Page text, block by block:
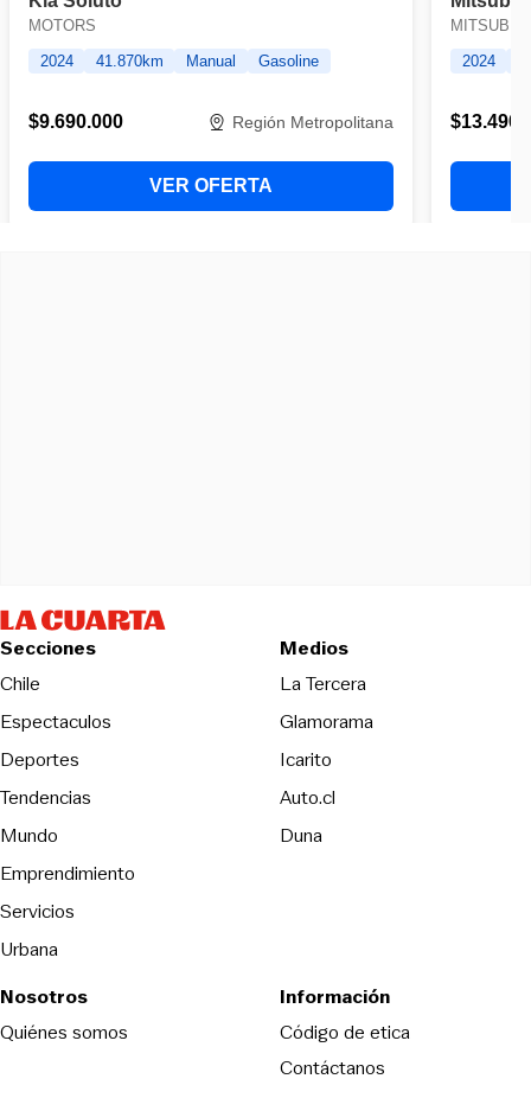
Secciones
Chile
Espectaculos
Deportes
Tendencias
Mundo
Emprendimiento
Servicios
Urbana
Medios
La TerceraOpens in new
Glamorama
Icarito
Auto.cl
DunaOpens in new window
Nosotros
Quiénes somos
Información
Código de eticaOpens in new
Contáctanos